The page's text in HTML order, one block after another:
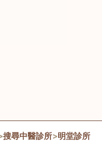
搜尋中醫診所>明堂診所